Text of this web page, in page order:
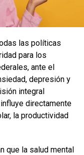
las políticas
para los
ante el
depresión y
integral
directamente
la productividad
que la salud mental